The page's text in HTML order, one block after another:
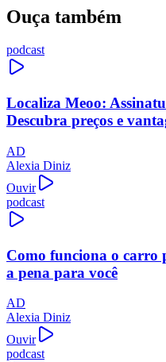
Ouça também
podcast
Localiza Meoo:
Descubra preços e
AD
Alexia Diniz
Ouvir
podcast
Como funciona o carro
a pena para você
AD
Alexia Diniz
Ouvir
podcast